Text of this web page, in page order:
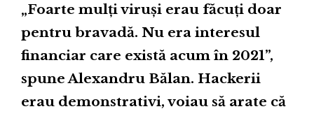
„Foarte mulți viruși erau făcuți doar
pentru bravadă. Nu era interesul
financiar care există acum în 2021”,
spune Alexandru Bălan. Hackerii
erau demonstrativi, voiau să arate că